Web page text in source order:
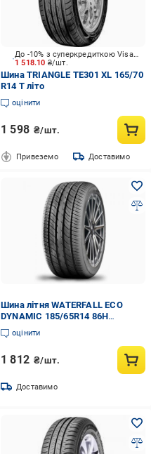
1 518.10 ₴/шт.
До -10% з суперкредиткою Visa Вигода
Шина TRIАNGLE TE301 XL 165/70
R14 T літо
оцінити
1 598 ₴/шт.
Привеземо Доставимо
Шина літня WATERFALL ECO
DYNAMIC 185/65R14 86H
(2390282)
оцінити
1 812 ₴/шт.
Доставимо